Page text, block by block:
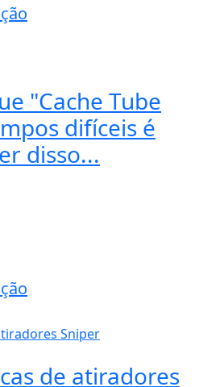
mil dólares
"Cache Tube
difíceis é
disso...